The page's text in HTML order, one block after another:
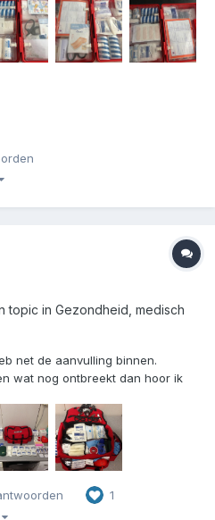
topic in Gezondheid, medisch
net de aanvulling binnen.
wat nog ontbreekt dan hoor ik
1